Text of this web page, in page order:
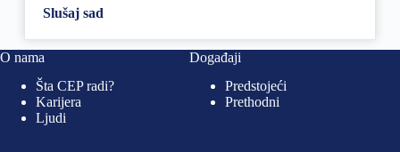
Slušaj sad
O nama
Šta CEP radi?
Karijera
Ljudi
Događaji
Predstojeći
Prethodni